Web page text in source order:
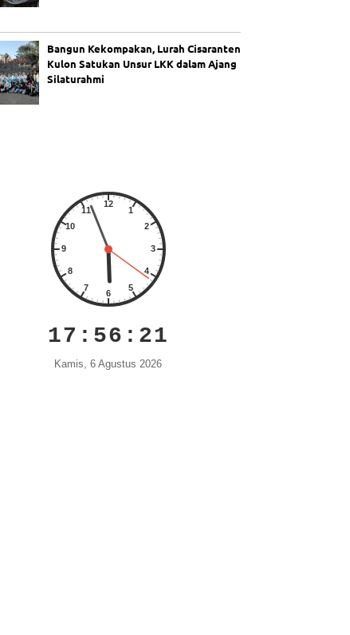
Bangun Kekompakan, Lurah Cisaranten
Kulon Satukan Unsur LKK dalam Ajang
Silaturahmi
17:56:22
Kamis, 6 Agustus 2026